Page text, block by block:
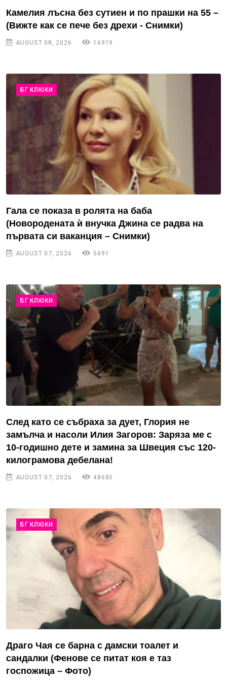
Камелия лъсна без сутиен и по прашки на 55 –
(Вижте как се пече без дрехи - Снимки)
AUGUST 08, 2026 16919
БГ КЛЮКИ
Гала се показа в ролята на баба
(Новородената ѝ внучка Джина се радва на
първата си ваканция – Снимки)
AUGUST 07, 2026 5691
БГ КЛЮКИ
След като се събраха за дует, Глория не
замълча и насоли Илия Загоров: Заряза ме с
10-годишно дете и замина за Швеция със 120-
килограмова дебелана!
AUGUST 07, 2026 48685
БГ КЛЮКИ
Драго Чая се барна с дамски тоалет и
сандалки (Фенове се питат коя е таз
госпожица – Фото)